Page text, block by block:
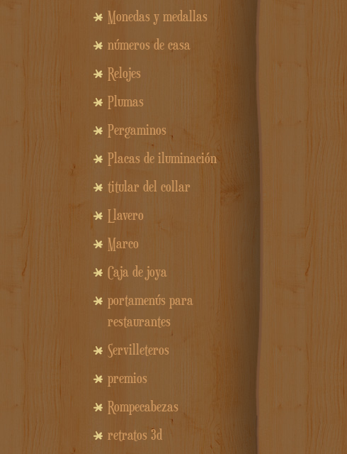
Monedas y medallas
números de casa
Relojes
Plumas
Pergaminos
Placas de iluminación
titular del collar
Llavero
Marco
Caja de joya
portamenús para
restaurantes
Servilleteros
premios
Rompecabezas
retratos 3d